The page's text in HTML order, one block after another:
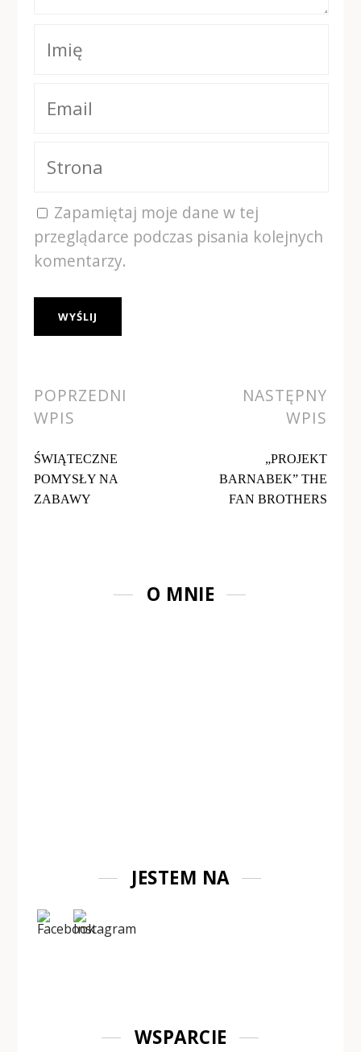
Zapamiętaj moje dane w tej
przeglądarce podczas pisania kolejnych
komentarzy.
POPRZEDNI
WPIS
ŚWIĄTECZNE
POMYSŁY NA
ZABAWY
NASTĘPNY
WPIS
„PROJEKT
BARNABEK” THE
FAN BROTHERS
O MNIE
JESTEM NA
WSPARCIE